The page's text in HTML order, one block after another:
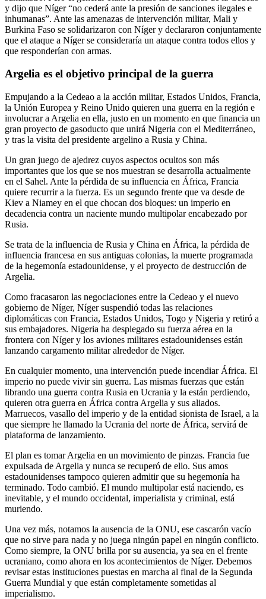
y dijo que Níger “no cederá ante la presión de sanciones ilegales e
inhumanas”. Ante las amenazas de intervención militar, Mali y
Burkina Faso se solidarizaron con Níger y declararon conjuntamente
que el ataque a Níger se consideraría un ataque contra todos ellos y
que responderían con armas.
Argelia es el objetivo principal de la guerra
Empujando a la Cedeao a la acción militar, Estados Unidos, Francia,
la Unión Europea y Reino Unido quieren una guerra en la región e
involucrar a Argelia en ella, justo en un momento en que financia un
gran proyecto de gasoducto que unirá Nigeria con el Mediterráneo,
y tras la visita del presidente argelino a Rusia y China.
Un gran juego de ajedrez cuyos aspectos ocultos son más
importantes que los que se nos muestran se desarrolla actualmente
en el Sahel. Ante la pérdida de su influencia en África, Francia
quiere recurrir a la fuerza. Es un segundo frente que va desde de
Kiev a Niamey en el que chocan dos bloques: un imperio en
decadencia contra un naciente mundo multipolar encabezado por
Rusia.
Se trata de la influencia de Rusia y China en África, la pérdida de
influencia francesa en sus antiguas colonias, la muerte programada
de la hegemonía estadounidense, y el proyecto de destrucción de
Argelia.
Como fracasaron las negociaciones entre la Cedeao y el nuevo
gobierno de Níger, Níger suspendió todas las relaciones
diplomáticas con Francia, Estados Unidos, Togo y Nigeria y retiró a
sus embajadores. Nigeria ha desplegado su fuerza aérea en la
frontera con Níger y los aviones militares estadounidenses están
lanzando cargamento militar alrededor de Níger.
En cualquier momento, una intervención puede incendiar África. El
imperio no puede vivir sin guerra. Las mismas fuerzas que están
librando una guerra contra Rusia en Ucrania y la están perdiendo,
quieren otra guerra en África contra Argelia y sus aliados.
Marruecos, vasallo del imperio y de la entidad sionista de Israel, a la
que siempre he llamado la Ucrania del norte de África, servirá de
plataforma de lanzamiento.
El plan es tomar Argelia en un movimiento de pinzas. Francia fue
expulsada de Argelia y nunca se recuperó de ello. Sus amos
estadounidenses tampoco quieren admitir que su hegemonía ha
terminado. Todo cambió. El mundo multipolar está naciendo, es
inevitable, y el mundo occidental, imperialista y criminal, está
muriendo.
Una vez más, notamos la ausencia de la ONU, ese cascarón vacío
que no sirve para nada y no juega ningún papel en ningún conflicto.
Como siempre, la ONU brilla por su ausencia, ya sea en el frente
ucraniano, como ahora en los acontecimientos de Níger. Debemos
revisar estas instituciones puestas en marcha al final de la Segunda
Guerra Mundial y que están completamente sometidas al
imperialismo.